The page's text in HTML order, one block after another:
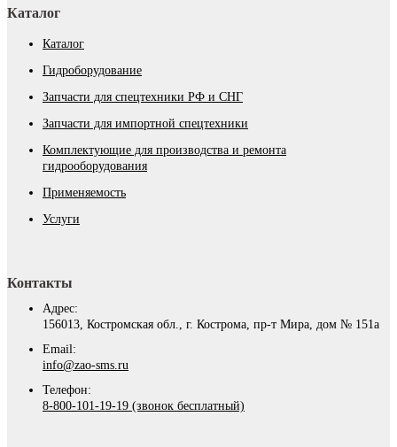
Каталог
Каталог
Гидроборудование
Запчасти для спецтехники РФ и СНГ
Запчасти для импортной спецтехники
Комплектующие для производства и ремонта
гидрооборудования
Применяемость
Услуги
Контакты
Адрес:
156013, Костромская обл., г. Кострома, пр-т Мира, дом № 151а
Email:
info@zao-sms.ru
Телефон:
8-800-101-19-19 (звонок бесплатный)